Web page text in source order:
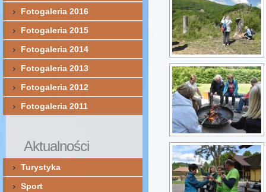
Fotogaleria 2016
Fotogaleria 2015
Fotogaleria 2014
Fotogaleria 2013
Fotogaleria 2012
Fotogaleria 2011
Aktualności
Turystyka
Sport